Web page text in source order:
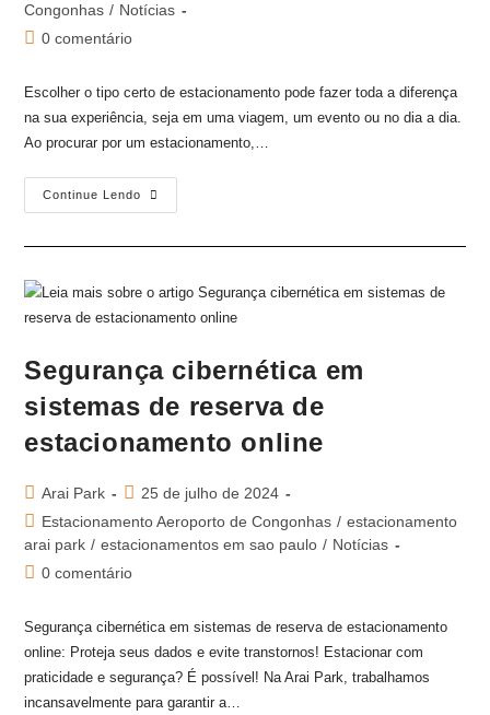
Congonhas / Notícias
0 comentário
Escolher o tipo certo de estacionamento pode fazer toda a diferença
na sua experiência, seja em uma viagem, um evento ou no dia a dia.
Ao procurar por um estacionamento,…
Continue Lendo
Segurança cibernética em
sistemas de reserva de
estacionamento online
Arai Park
25 de julho de 2024
Estacionamento Aeroporto de Congonhas / estacionamento
arai park / estacionamentos em sao paulo / Notícias
0 comentário
Segurança cibernética em sistemas de reserva de estacionamento
online: Proteja seus dados e evite transtornos! Estacionar com
praticidade e segurança? É possível! Na Arai Park, trabalhamos
incansavelmente para garantir a…